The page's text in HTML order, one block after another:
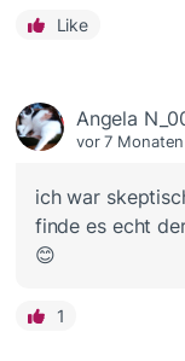
Like
Angela
vor 7 Monaten
ich war
finde es echt
😊
1